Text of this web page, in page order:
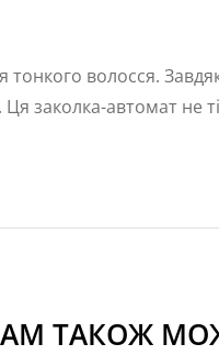
волосся.
заколка-автомат не
ТАКОЖ